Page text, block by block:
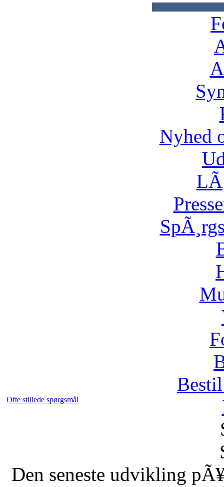
Nyhed
Ofte stillede spørgsmål
Den seneste udvikling